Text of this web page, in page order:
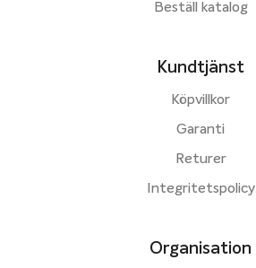
Beställ katalog
Kundtjänst
Köpvillkor
Garanti
Returer
Integritetspolicy
Organisation